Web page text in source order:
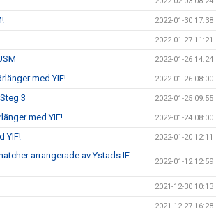
2022-01-30 17:38
2022-01-27 11:21
2022-01-26 14:24
med YIF! 2022-01-26 08:00
3 2022-01-25 09:55
med YIF! 2022-01-24 08:00
YIF! 2022-01-20 12:11
arrangerade av Ystads IF
2022-01-12 12:59
2021-12-30 10:13
2021-12-27 16:28